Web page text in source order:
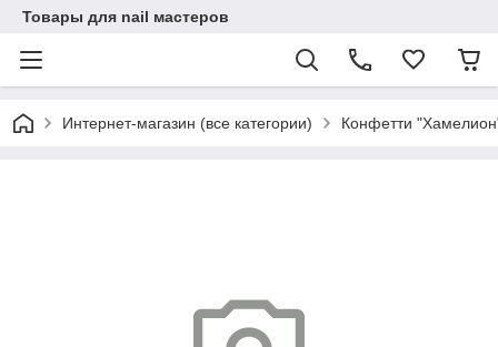
Товары для nail мастеров
Интернет-магазин (все категории) Конфетти